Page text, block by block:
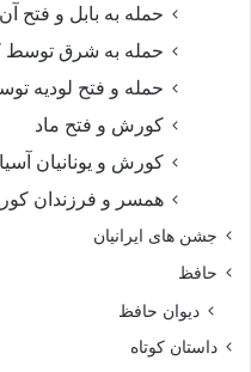
حمله به بابل و فتح
حمله به شرق
حمله و فتح لودیه
کورش و فتح ماد
کورش و یونانیان آسیا
همسر و فرزندان
جشن های ایرانیان
حافظ
دیوان حافظ
داستان کوتاه